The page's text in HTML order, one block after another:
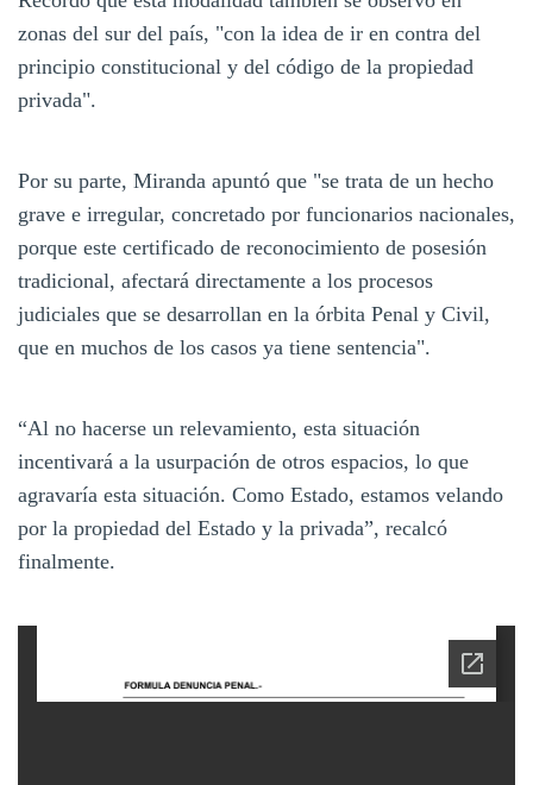
zonas del sur del país, "con la idea de ir en contra del
principio constitucional y del código de la propiedad
privada".
Por su parte, Miranda apuntó que "se trata de un hecho
grave e irregular, concretado por funcionarios nacionales,
porque este certificado de reconocimiento de posesión
tradicional, afectará directamente a los procesos
judiciales que se desarrollan en la órbita Penal y Civil,
que en muchos de los casos ya tiene sentencia".
“Al no hacerse un relevamiento, esta situación
incentivará a la usurpación de otros espacios, lo que
agravaría esta situación. Como Estado, estamos velando
por la propiedad del Estado y la privada”, recalcó
finalmente.